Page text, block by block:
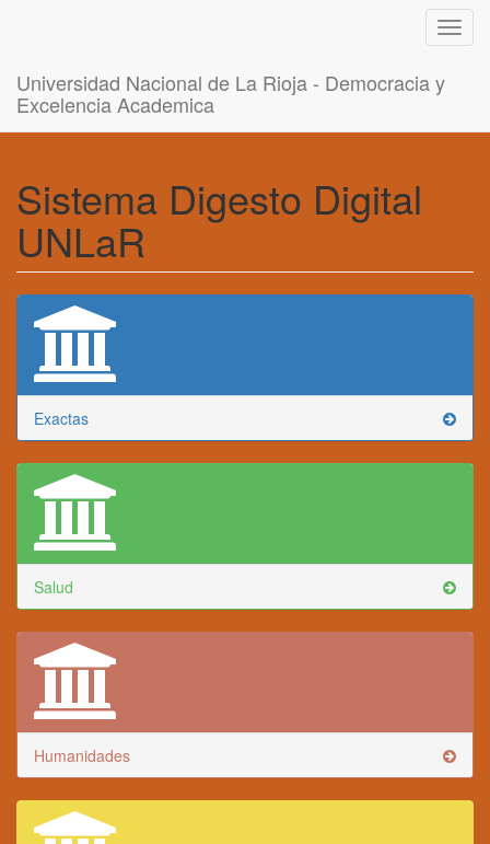
Universidad Nacional de La Rioja - Democracia y
Excelencia Academica
Sistema Digesto Digital
UNLaR
Exactas
Salud
Humanidades